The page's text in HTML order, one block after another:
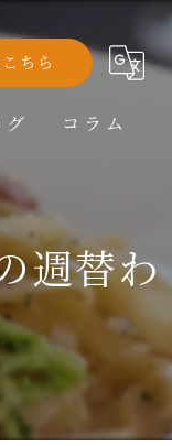
ちら
グ コラム
週替わ